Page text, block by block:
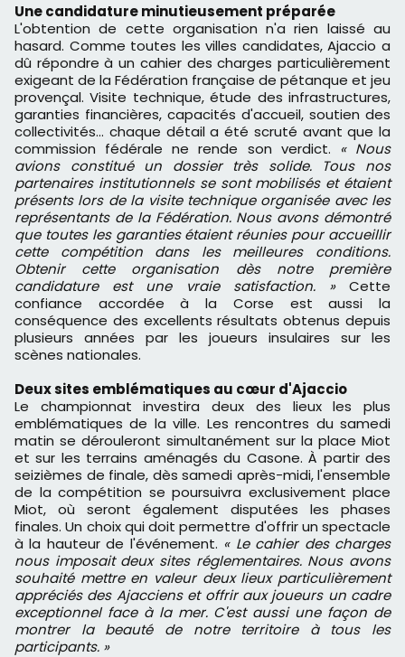
Une candidature minutieusement préparée
L'obtention de cette organisation n'a rien laissé au
hasard. Comme toutes les villes candidates, Ajaccio a
dû répondre à un cahier des charges particulièrement
exigeant de la Fédération française de pétanque et jeu
provençal. Visite technique, étude des infrastructures,
garanties financières, capacités d'accueil, soutien des
collectivités... chaque détail a été scruté avant que la
commission fédérale ne rende son verdict.
« Nous
avions constitué un dossier très solide. Tous nos
partenaires institutionnels se sont mobilisés et étaient
présents lors de la visite technique organisée avec les
représentants de la Fédération. Nous avons démontré
que toutes les garanties étaient réunies pour accueillir
cette compétition dans les meilleures conditions.
Obtenir cette organisation dès notre première
candidature est une vraie satisfaction. »Cette
confiance accordée à la Corse est aussi la
conséquence des excellents résultats obtenus depuis
plusieurs années par les joueurs insulaires sur les
scènes nationales.
Deux sites emblématiques au cœur d'Ajaccio
Le championnat investira deux des lieux les plus
emblématiques de la ville. Les rencontres du samedi
matin se dérouleront simultanément sur la place Miot
et sur les terrains aménagés du Casone. À partir des
seizièmes de finale, dès samedi après-midi, l'ensemble
de la compétition se poursuivra exclusivement place
Miot, où seront également disputées les phases
finales. Un choix qui doit permettre d'offrir un spectacle
à la hauteur de l'événement. « Le cahier des charges
nous imposait deux sites réglementaires. Nous avons
souhaité mettre en valeur deux lieux particulièrement
appréciés des Ajacciens et offrir aux joueurs un cadre
exceptionnel face à la mer. C'est aussi une façon de
montrer la beauté de notre territoire à tous les
participants. »